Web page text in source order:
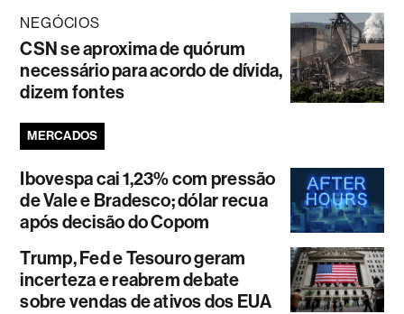
NEGÓCIOS
CSN se aproxima de quórum
necessário para acordo de dívida,
dizem fontes
MERCADOS
Ibovespa cai 1,23% com pressão
de Vale e Bradesco; dólar recua
após decisão do Copom
Trump, Fed e Tesouro geram
incerteza e reabrem debate
sobre vendas de ativos dos EUA